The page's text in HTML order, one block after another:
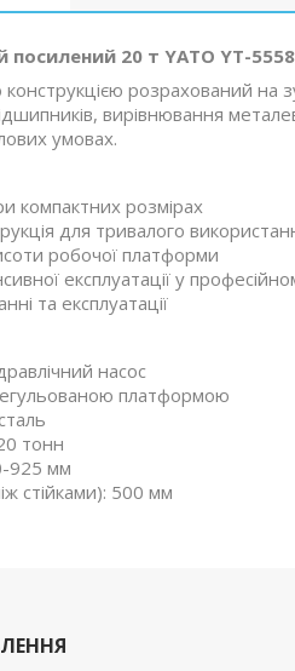
посилений 20 т YATO YT-
конструкцією розрахований
вирівнювання
умовах.
компактних розмірах
для тривалого
робочої платформи
експлуатації у
та експлуатації
насос
платформою
тонн
925 мм
стійками): 500 мм